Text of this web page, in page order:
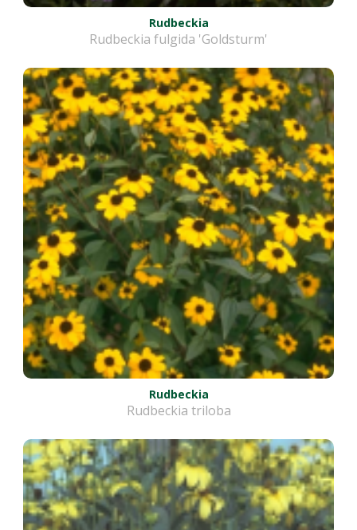
Rudbeckia
Rudbeckia fulgida 'Goldsturm'
Rudbeckia
Rudbeckia triloba